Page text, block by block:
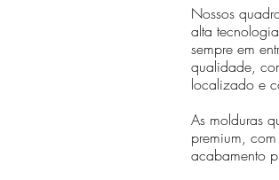
Nossos
alta
sempre em
qualidade,
localizado e
As molduras
premium,
acabamento